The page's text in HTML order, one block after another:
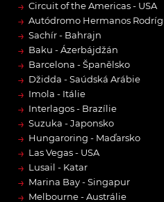
→ Circuit of the Americas - USA
→ Autódromo Hermanos
→ Sachír - Bahrajn
→ Baku - Ázerbájdžán
→ Barcelona - Španělsko
→ Džidda - Saúdská Arábie
→ Imola - Itálie
→ Interlagos - Brazílie
→ Suzuka - Japonsko
→ Hungaroring - Maďarsko
→ Las Vegas - USA
→ Lusail - Katar
→ Marina Bay - Singapur
→ Melbourne - Austrálie